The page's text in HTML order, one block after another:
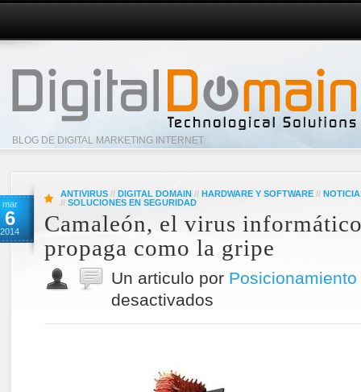
BLOG DE DIGITAL MARKETING INTERNET
mar
6
2014
ANTIVIRUS // DIGITAL DOMAIN // HARDWARE Y SOFTWARE //
// SOLUCIONES EN SEGURIDAD
Camaleón, el virus
propaga como la gripe
Un articulo por Posicionamiento
desactivados